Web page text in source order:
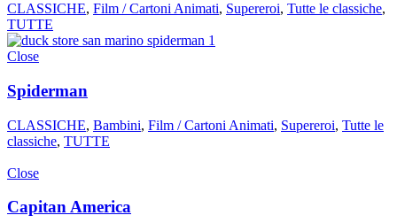
CLASSICHE, Film / Cartoni Animati, Supereroi, Tutte le classiche,
TUTTE
Close
Spiderman
CLASSICHE, Bambini, Film / Cartoni Animati, Supereroi, Tutte le
classiche, TUTTE
Close
Capitan America